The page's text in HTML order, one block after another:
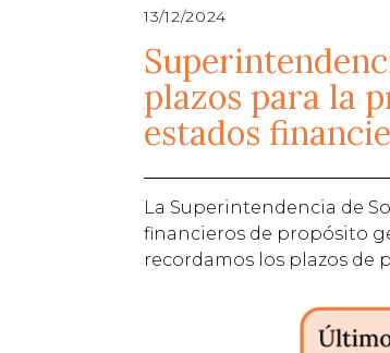
13/12/2024
plazos para la
estados
La Superintendencia de
financieros de propósito
recordamos los plazos de